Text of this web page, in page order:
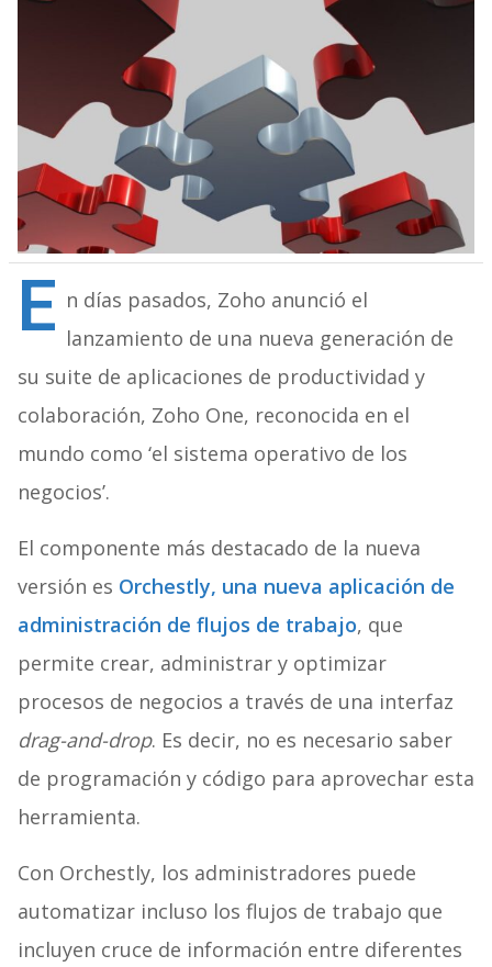
E n días pasados, Zoho anunció el
lanzamiento de una nueva generación de
su suite de aplicaciones de productividad y
colaboración, Zoho One, reconocida en el
mundo como ‘el sistema operativo de los
negocios’.
El componente más destacado de la nueva
versión es Orchestly, una nueva aplicación de
administración de flujos de trabajo, que
permite crear, administrar y optimizar
procesos de negocios a través de una interfaz
drag-and-drop. Es decir, no es necesario saber
de programación y código para aprovechar esta
herramienta.
Con Orchestly, los administradores puede
automatizar incluso los flujos de trabajo que
incluyen cruce de información entre diferentes